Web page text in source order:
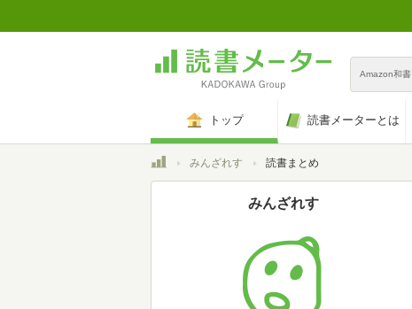
Amazon和書
トップ 読書メーターとは
トップみんざれす 読書まとめ
みんざれす